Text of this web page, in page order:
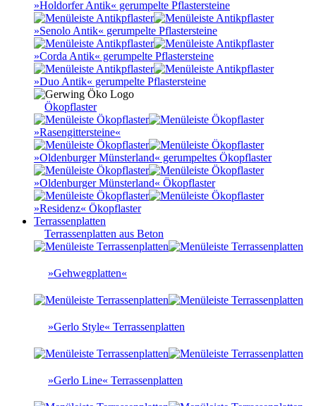
»Holdorfer Antik« gerumpelte Pflastersteine
»Senolo Antik« gerumpelte Pflastersteine
»Corda Antik« gerumpelte Pflastersteine
»Duo Antik« gerumpelte Pflastersteine
Ökopflaster
»Rasengittersteine«
»Oldenburger Münsterland« gerumpeltes Ökopflaster
»Oldenburger Münsterland« Ökopflaster
»Residenz« Ökopflaster
Terrassenplatten
Terrassenplatten aus Beton
»Gehwegplatten«
»Gerlo Style« Terrassenplatten
»Gerlo Line« Terrassenplatten